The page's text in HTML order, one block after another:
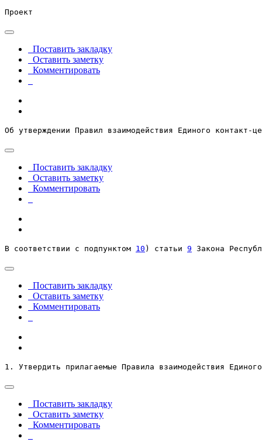
Проект
Поставить закладку
Оставить заметку
Комментировать
Об утверждении Правил взаимодействия Единого
Поставить закладку
Оставить заметку
Комментировать
В соответствии с подпунктом 10 ) статьи 9 Закона
Поставить закладку
Оставить заметку
Комментировать
1. Утвердить прилагаемые Правила взаимодействия
Поставить закладку
Оставить заметку
Комментировать